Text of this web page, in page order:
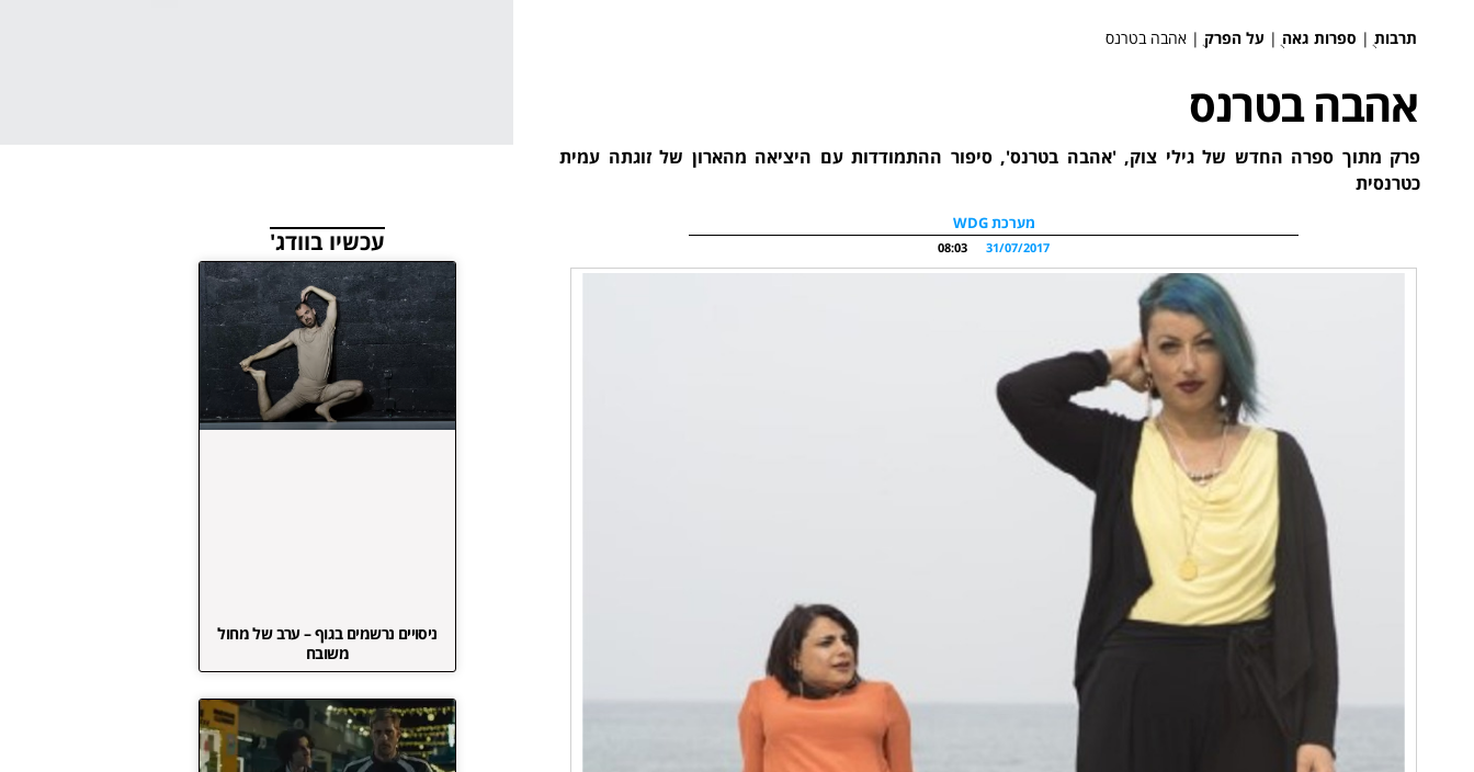
תרבות ֻ| ספרות גאה ֻ| על הפרק ֻ| אהבה בטרנס
אהבה בטרנס
פרק מתוך ספרה החדש של גילי צוק, 'אהבה בטרנס', סיפור ההתמודדות עם היציאה מהארון של זוגתה עמית
כטרנסית
מערכת WDG
31/07/2017
08:03 עכשיו בוודג'
ניסויים נרשמים בגוף – ערב של מחול
משובח